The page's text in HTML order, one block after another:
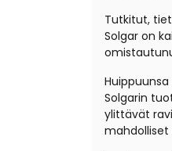
Tutkitut,
Solgar on
Solgarin
ylittävät